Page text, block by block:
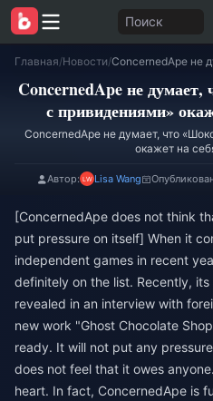
Поиск
Главная/Новости/
ConcernedApe не
с привидениями»
ConcernedApe не думает, что
окажет на
Автор: Lisa Wang
[ConcernedApe does not think
put pressure on itself] When it
independent games in recent
definitely on the list. Recently,
revealed in an interview with
new work "Ghost Chocolate
ready. It will not put any
does not feel that it owes
heart. In fact, ConcernedApe is